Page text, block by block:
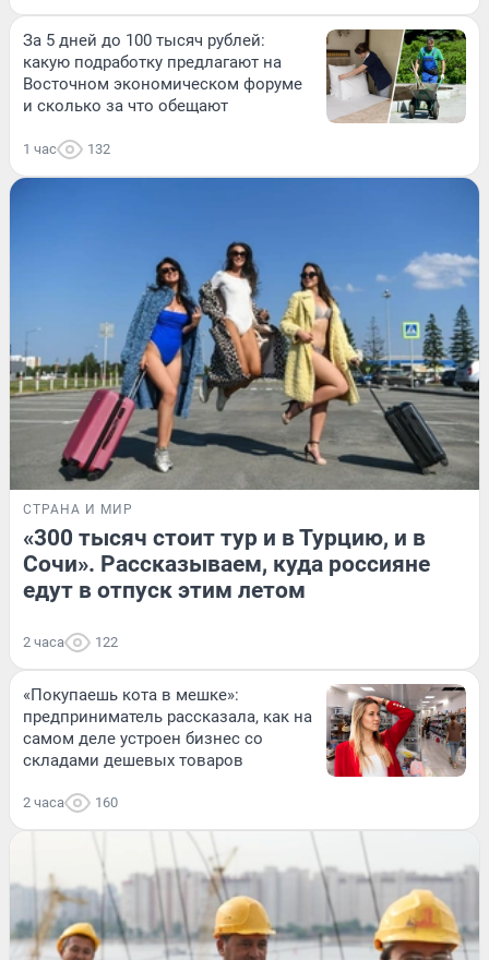
За 5 дней до 100 тысяч рублей:
какую подработку предлагают на
Восточном экономическом форуме
и сколько за что обещают
1 час 132
СТРАНА И МИР
«300 тысяч стоит тур и в Турцию, и в
Сочи». Рассказываем, куда россияне
едут в отпуск этим летом
2 часа 122
«Покупаешь кота в мешке»:
предприниматель рассказала, как на
самом деле устроен бизнес со
складами дешевых товаров
2 часа 160